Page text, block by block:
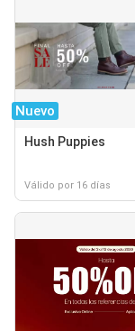
Nuevo
Hush Puppies
Válido por 16 días